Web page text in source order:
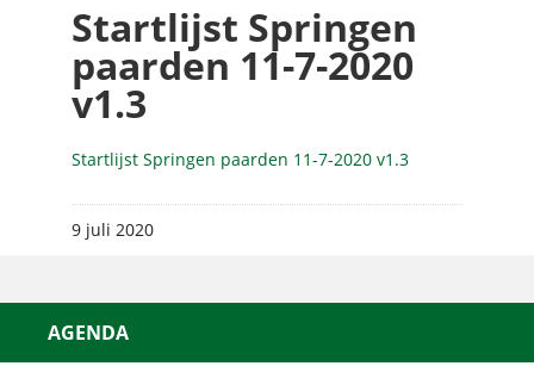
Startlijst Springen
paarden 11-7-2020
v1.3
Startlijst Springen paarden 11-7-2020 v1.3
9 juli 2020
AGENDA